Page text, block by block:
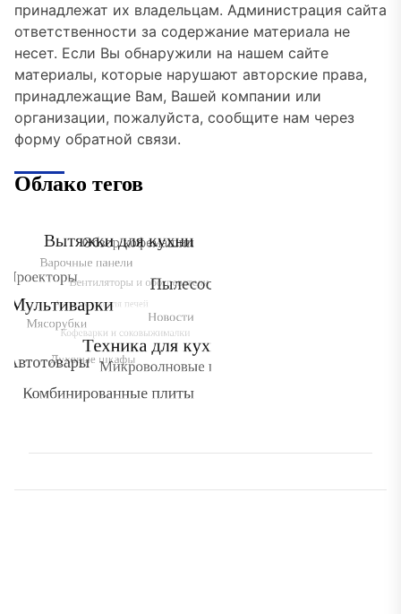
принадлежат их владельцам. Администрация сайта
ответственности за содержание материала не
несет. Если Вы обнаружили на нашем сайте
материалы, которые нарушают авторские права,
принадлежащие Вам, Вашей компании или
организации, пожалуйста, сообщите нам через
форму обратной связи.
Облако тегов